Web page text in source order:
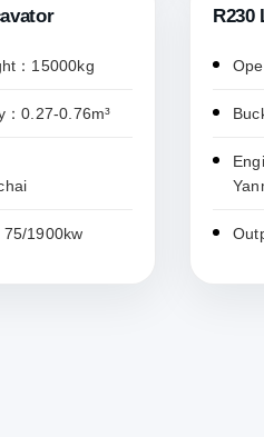
：15000kg
0.27-0.76m³
1900kw
R230